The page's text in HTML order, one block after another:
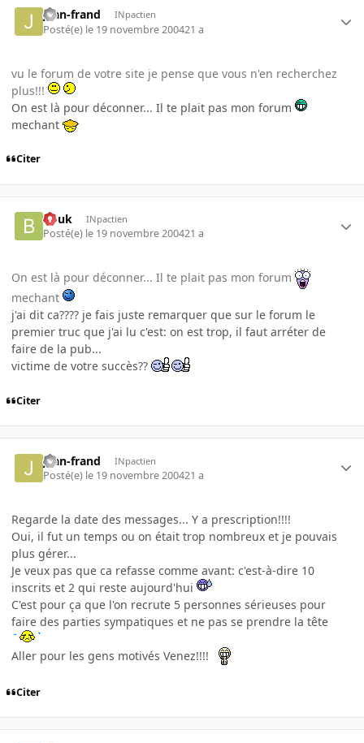
jean-frand INpactien
Posté(e) le 19 novembre 200421 a
vu le forum de votre site je pense que vous n'en recherchez
plus!!!
On est là pour déconner... Il te plait pas mon forum
mechant
Citer
bouk INpactien
Posté(e) le 19 novembre 200421 a
On est là pour déconner... Il te plait pas mon forum
mechant
j'ai dit ca???? je fais juste remarquer que sur le forum le
premier truc que j'ai lu c'est: on est trop, il faut arréter de
faire de la pub...
victime de votre succès??
Citer
jean-frand INpactien
Posté(e) le 19 novembre 200421 a
Regarde la date des messages... Y a prescription!!!!
Oui, il fut un temps ou on était trop nombreux et je pouvais
plus gérer...
Je veux pas que ca refasse comme avant: c'est-à-dire 10
inscrits et 2 qui reste aujourd'hui
C'est pour ça que l'on recrute 5 personnes sérieuses pour
faire des parties sympatiques et ne pas se prendre la tête
Aller pour les gens motivés Venez!!!!
Citer